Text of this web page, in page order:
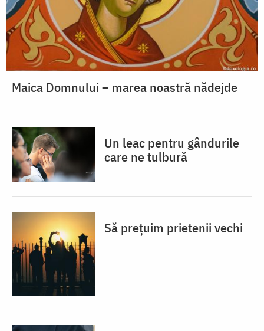
Maica Domnului – marea noastră nădejde
Un leac pentru gândurile
care ne tulbură
Să prețuim prietenii vechi